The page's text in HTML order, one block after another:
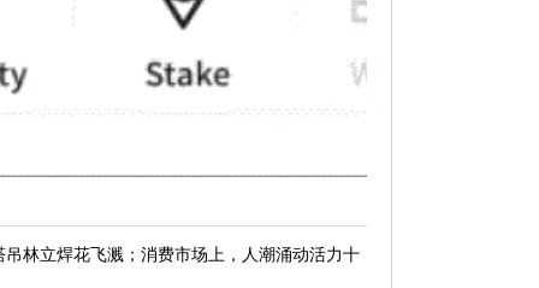
林立焊花飞溅；消费市场上，人潮涌动活力十